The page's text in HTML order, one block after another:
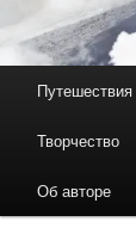
Главное меню
Путешествия
Творчество
Об авторе